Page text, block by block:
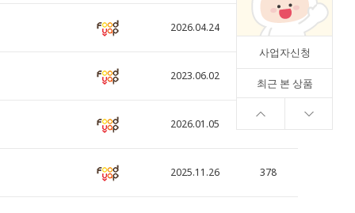
사업자신청
최근 본 상품
2026.04.24 214
2023.06.02
2026.01.05
2025.11.26 378